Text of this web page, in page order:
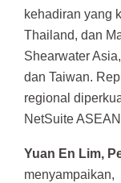
kehadiran yang
Thailand, dan
Shearwater
dan Taiwan.
regional
NetSuite
Yuan En Lim,
menyampaikan,